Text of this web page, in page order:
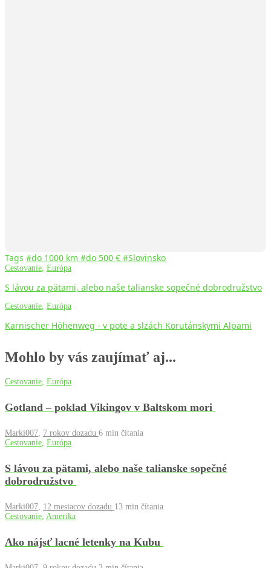
Tags #do 1000 km #do 500 € #Slovinsko
Cestovanie Európa
S lávou za pätami, alebo naše talianske sopečné dobrodružstvo
Cestovanie Európa
Karnischer Höhenweg - v pote a slzách Korutánskymi Alpami
Mohlo by vás zaujímať aj...
Cestovanie, Európa
Gotland – poklad Vikingov v Baltskom mori
Marki007, 7 rokov dozadu 6 min čítania
Cestovanie, Európa
S lávou za pätami, alebo naše talianske sopečné
dobrodružstvo
Marki007, 12 mesiacov dozadu 13 min čítania
Cestovanie, Amerika
Ako nájsť lacné letenky na Kubu